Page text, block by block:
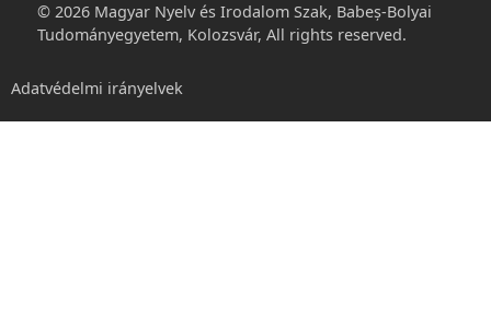
© 2026 Magyar Nyelv és Irodalom Szak, Babeș-Bolyai
Tudományegyetem, Kolozsvár, All rights reserved.
Footer
Adatvédelmi irányelvek